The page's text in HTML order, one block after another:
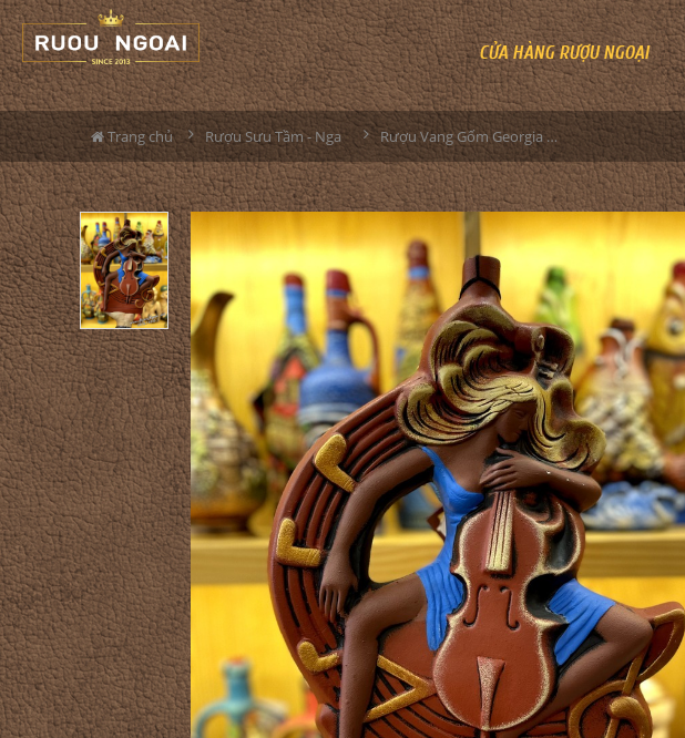
CỬA HÀNG RƯỢU NGOẠI
Trang chủ Rượu Sưu Tầm - Nga Rượu Vang Gốm Georgia MS88